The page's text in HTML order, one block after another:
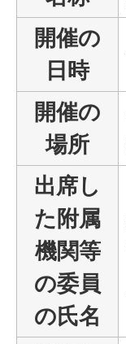
開催の
日時
開催の
場所
出席し
た附属
機関等
の委員
の氏名